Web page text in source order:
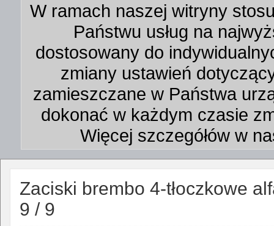
W ramach naszej witryny
Państwu usług na
dostosowany do
zmiany ustawień
zamieszczane w Państwa
dokonać w każdym czasie
Więcej szczegółów w
Zaciski brembo 4-tłoczkowe
9 / 9